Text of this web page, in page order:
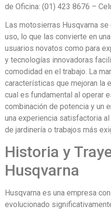
de Oficina: (01) 423 8676 –
Las motosierras Husqvarna
uso, lo que las convierte en
usuarios novatos como para
y tecnologías innovadoras
comodidad en el trabajo. La
características que mejoran la
cual es fundamental al operar
combinación de potencia y un
una experiencia satisfactoria
de jardinería o trabajos más
Historia y
Husqvarna
Husqvarna es una empresa
evolucionado